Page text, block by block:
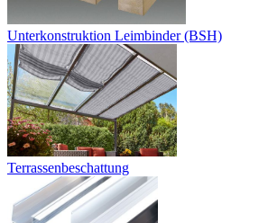
Unterkonstruktion Leimbinder (BSH)
Terrassenbeschattung